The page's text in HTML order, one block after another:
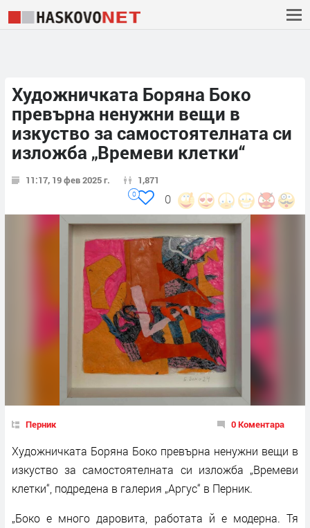
Художничката Боряна Боко
превърна ненужни вещи в
изкуство за самостоятелната си
изложба „Времеви клетки“
11:17, 19 фев 2025 г. 1,871
0
0
Перник 0 Коментара
Художничката Боряна Боко превърна ненужни вещи в
изкуство за самостоятелната си изложба „Времеви
клетки“, подредена в галерия „Аргус“ в Перник.
„Боко е много даровита, работата й е модерна. Тя